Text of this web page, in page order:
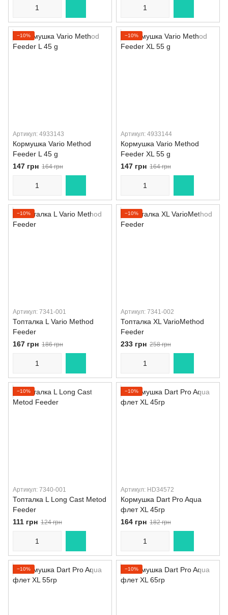
−10%
Артикул: 4933143
Кормушка Vario Method
Feeder L 45 g
147 грн 164 грн
−10%
Артикул: 4933144
Кормушка Vario Method
Feeder XL 55 g
147 грн 164 грн
−10%
Артикул: 7341-001
Топталка L Vario Method
Feeder
167 грн 186 грн
−10%
Артикул: 7341-002
Топталка XL VarioMethod
Feeder
233 грн 258 грн
−10%
Артикул: 7340-001
Топталка L Long Cast Metod
Feeder
111 грн 124 грн
−10%
Артикул: HD34572
Кормушка Dart Pro Aqua
флет XL 45гр
164 грн 182 грн
−10% −10%